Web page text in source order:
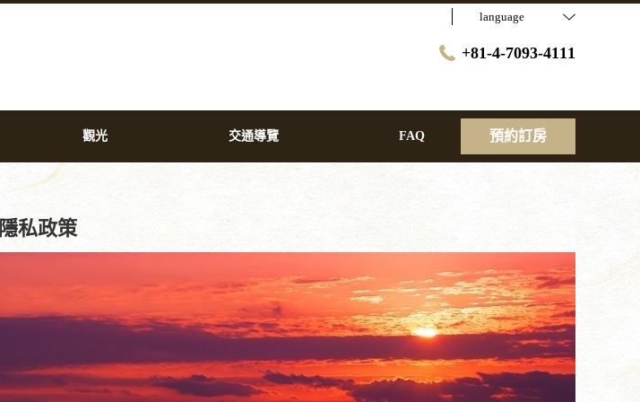
language
+81-4-7093-4111
觀光 交通導覽 FAQ 預約訂房
隱私政策